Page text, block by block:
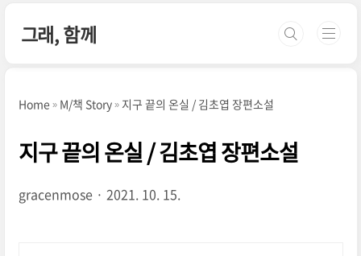
그래, 함께
Home M/책 Story 지구 끝의 온실 / 김초엽 장편소설
지구 끝의 온실 / 김초엽 장편소설
gracenmose 2021. 10. 15.